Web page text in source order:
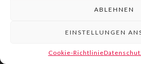
ABLEHNEN
EINSTELLUNGEN
Cookie-Richtlinie